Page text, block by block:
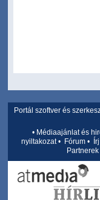
Portál szoftver és
• Médiaajánlat és
nyiltakozat• Fórum •
Partnerek